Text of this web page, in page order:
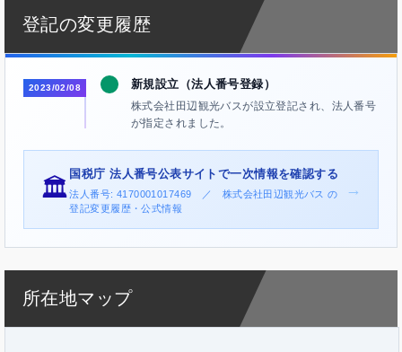
登記の変更履歴
2023/02/08 新規設立（法人番号登録）
株式会社田辺観光バスが設立登記され、法人番号
が指定されました。
🏛️
国税庁 法人番号公表サイトで一次情報を確認する
法人番号: 4170001017469 ／ 株式会社田辺観光バス の
登記変更履歴・公式情報
→
所在地マップ